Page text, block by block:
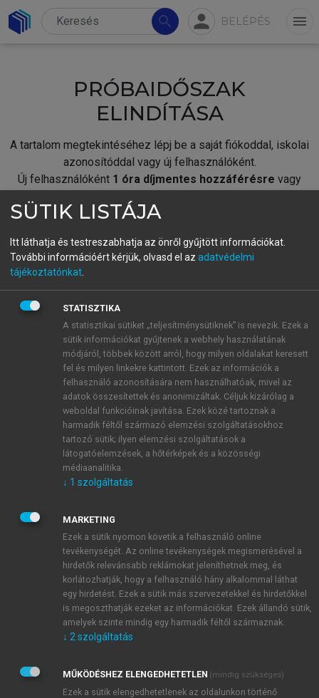
search person BELÉPÉS menu
PRÓBAIDŐSZAK
ELINDÍTÁSA
A tartalom megtekintéséhez lépj be a saját fiókoddal, iskolai
azonosítóddal vagy új felhasználóként.
Új felhasználóként 1 óra díjmentes hozzáférésre vagy
fiókoddal,vagy hozz létre új fiókot.
A regisztráció után apróbaidőszakautomatikusan
BELÉPÉS SAJÁT FIÓKKAL
ÚJ FIÓK LÉTREHOZÁSA
1 óra díjmentes hozzáférés
E-MAIL-CÍM
JELSZÓ
JELSZÓ ÚJRA
Kérek értesítést a MeRSZ újdonságairól, akcióiról.
Kérek értesítést az Akadémiai Kiadó Zrt. újdonságairól,
Adatkezelési tájékoztatóbanfoglaltakat tudomásul
veszem és elfogadom.
SÜTIK LISTÁJA
Itt láthatja és testreszabhatja az önről gyűjtött információkat.
További információért kérjük, olvasd el az adatvédelmi
tájékoztatónkat
STATISZTIKA
A statisztikai sütiket „teljesítménysütiknek” is nevezik. Ezek a
sütik információkat gyűjtenek a webhely használatának
módjáról, többek között arról, hogy milyen oldalakat keresett
fel és milyen linkekre kattintott. Ezek az információk a
felhasználó azonosítására nem használhatóak, mivel az
adatok összesítettek és anonimizáltak. Céljuk kizárólag a
weboldal funkcióinak javítása. Ezek közé tartoznak a
harmadik féltől származó elemzési szolgáltatásokhoz
tartozó sütik; ilyen elemzési szolgáltatások a
látogatóelemzések, a hőtérképek és a közösségi
médiaanalitika.
↓ 1 szolgáltatás
MARKETING
Ezek a sütik nyomon követik a felhasználó online
tevékenységét. Az online tevékenységek megismerésével a
hirdetők relevánsabb reklámokat jeleníthetnek meg, és
korlátozhatják, hogy a felhasználó hány alkalommal láthat
egy hirdetést. Ezek a sütik más szervezetekkel és hirdetőkkel
is megoszthatják ezeket az információkat. Ezek állandó sütik,
amelyek szinte mindig egy harmadik féltől származnak.
↓ 2 szolgáltatás
MŰKÖDÉSHEZ ELENGEDHETETLEN (mindig szükséges)
Ezek a sütik elengedhetetlenek az oldalunkon történő